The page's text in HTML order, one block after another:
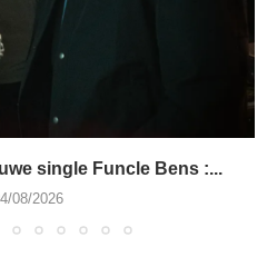
single Funcle Bens :...
08/2026